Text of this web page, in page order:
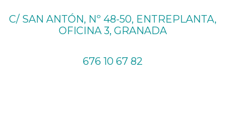
C/ SAN ANTÓN, Nº 48-50, ENTREPLANTA,
OFICINA 3, GRANADA
676 10 67 82